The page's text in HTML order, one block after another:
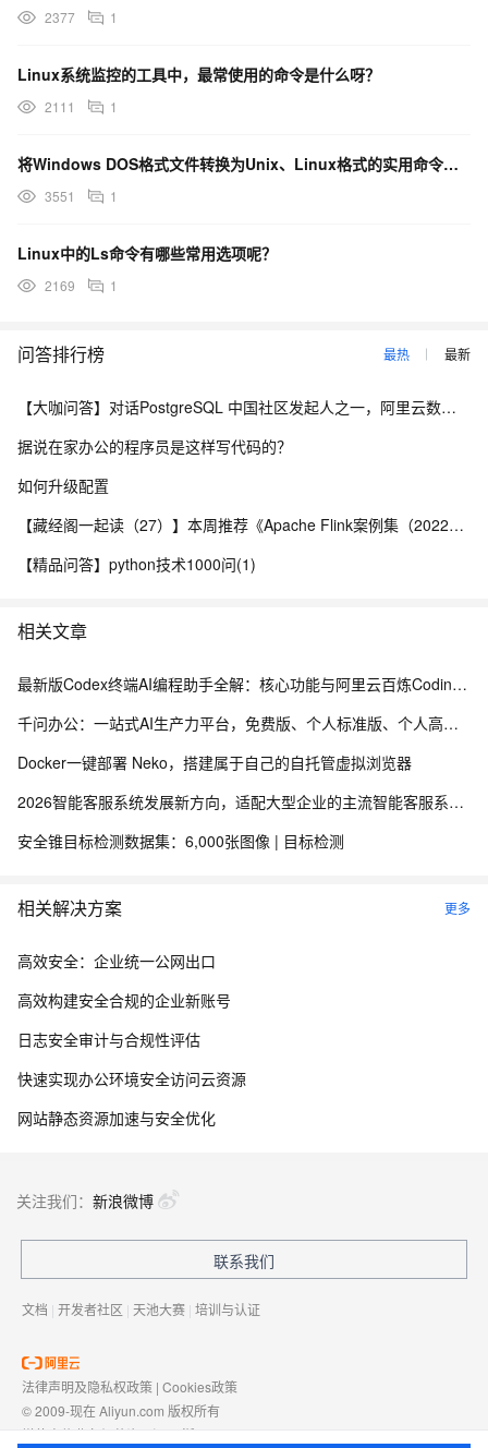
2377 1
Linux系统监控的工具中，最常使用的命令是什么呀？
2111 1
将Windows DOS格式文件转换为Unix、Linux格式的实用命令是什么呀？
3551 1
Linux中的Ls命令有哪些常用选项呢？
2169 1
问答排行榜 最热 最新
【大咖问答】对话PostgreSQL 中国社区发起人之一，阿里云数据库高级专家 德哥
据说在家办公的程序员是这样写代码的？
如何升级配置
【藏经阁一起读（27）】本周推荐《Apache Flink案例集（2022版）》，你有哪些心得？
【精品问答】python技术1000问(1)
相关文章
最新版Codex终端AI编程助手全解：核心功能与阿里云百炼Coding Plan、Token Plan接入教程
千问办公：一站式AI生产力平台，免费版、个人标准版、个人高级版配置价格，新用户注册送2000积分
Docker一键部署 Neko，搭建属于自己的自托管虚拟浏览器
2026智能客服系统发展新方向，适配大型企业的主流智能客服系统评测
安全锥目标检测数据集：6,000张图像 | 目标检测
相关解决方案 更多
高效安全：企业统一公网出口
高效构建安全合规的企业新账号
日志安全审计与合规性评估
快速实现办公环境安全访问云资源
网站静态资源加速与安全优化
关注我们： 新浪微博
联系我们
文档 | 开发者社区 | 天池大赛 | 培训与认证
法律声明及隐私权政策 | Cookies政策
© 2009-现在 Aliyun.com 版权所有
增值电信业务经营许可证： 浙B2-20080101